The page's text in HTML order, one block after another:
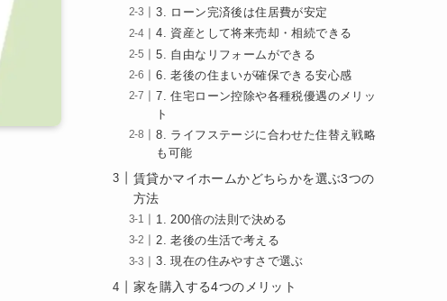
3. ローン完済後は住居費が安定
4. 資産として将来売却・相続できる
5. 自由なリフォームができる
6. 老後の住まいが確保できる安心感
7. 住宅ローン控除や各種税優遇のメリッ
ト
8. ライフステージに合わせた住替え戦略
も可能
賃貸かマイホームかどちらかを選ぶ3つの
方法
1. 200倍の法則で決める
2. 老後の生活で考える
3. 現在の住みやすさで選ぶ
家を購入する4つのメリット